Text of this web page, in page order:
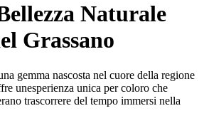
Naturale
Grassano
gemma nascosta nel cuore della regione
unesperienza unica per coloro che
trascorrere del tempo immersi nella